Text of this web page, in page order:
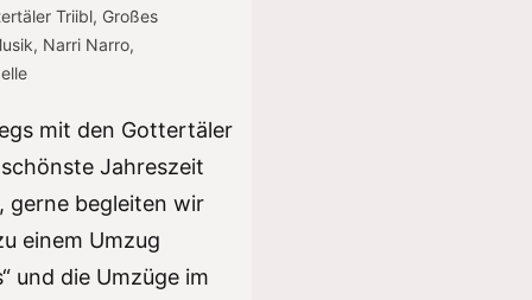
Triibl, Großes
, Narri Narro,
mit den Gottertäler
Jahreszeit
gerne begleiten wir
einem Umzug
und die Umzüge im